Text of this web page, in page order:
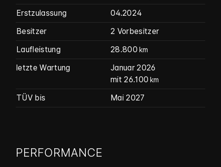
Erstzulassung
04.2024
Besitzer
2 Vorbesitzer
Laufleistung
28.800 km
letzte Wartung
Januar 2026
mit 26.100 km
TÜV bis Mai 2027
PERFORMANCE